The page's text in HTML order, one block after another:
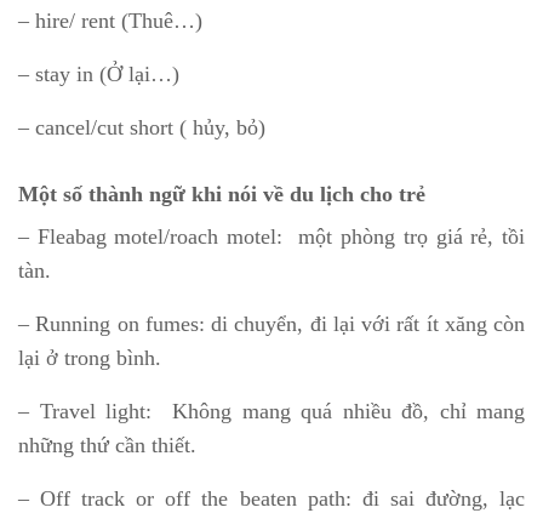
– hire/ rent (Thuê…)
– stay in (Ở lại…)
– cancel/cut short ( hủy, bỏ)
Một số thành ngữ khi nói về du lịch cho trẻ
– Fleabag motel/roach motel: một phòng trọ giá rẻ, tồi
tàn.
– Running on fumes: di chuyển, đi lại với rất ít xăng còn
lại ở trong bình.
– Travel light: Không mang quá nhiều đồ, chỉ mang
những thứ cần thiết.
– Off track or off the beaten path: đi sai đường, lạc